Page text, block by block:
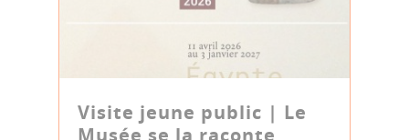
Visite jeune public | Le
Musée se la raconte